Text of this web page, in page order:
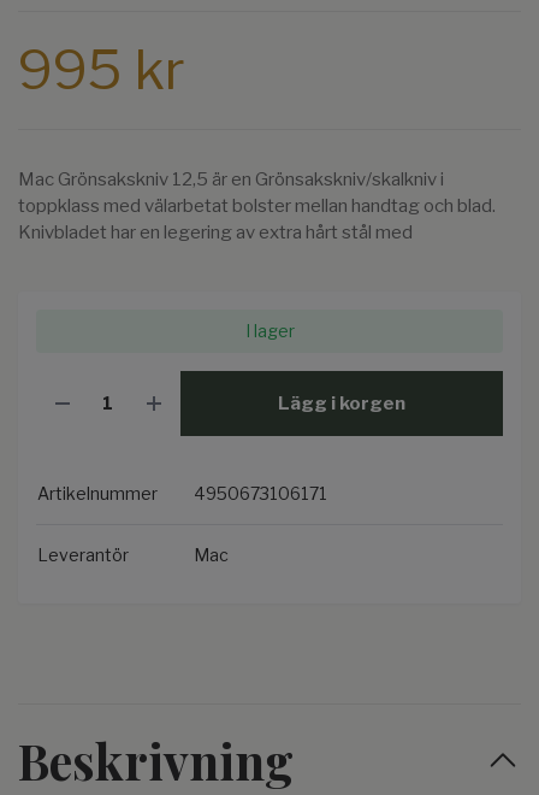
995 kr
Mac Grönsakskniv 12,5 är en Grönsakskniv/skalkniv i
toppklass med välarbetat bolster mellan handtag och blad.
Knivbladet har en legering av extra hårt stål med
I lager
Lägg i korgen
Artikelnummer 4950673106171
Leverantör Mac
Beskrivning